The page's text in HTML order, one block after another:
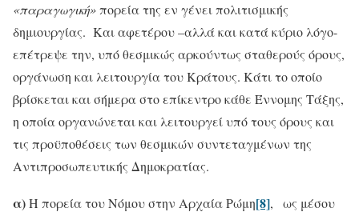
«παραγωγική»πορεία της εν γένει πολιτισμικής
δημιουργίας. Και αφετέρου –αλλά και κατά κύριο λόγο-
επέτρεψε την, υπό θεσμικώς αρκούντως σταθερούς όρους,
οργάνωση και λειτουργία του Κράτους. Κάτι το οποίο
βρίσκεται και σήμερα στο επίκεντρο κάθε Έννομης Τάξης,
η οποία οργανώνεται και λειτουργεί υπό τους όρους και
τις προϋποθέσεις των θεσμικών συντεταγμένων της
Αντιπροσωπευτικής Δημοκρατίας.
α)Η πορεία του Νόμου στην Αρχαία Ρώμη[8],
ως μέσου